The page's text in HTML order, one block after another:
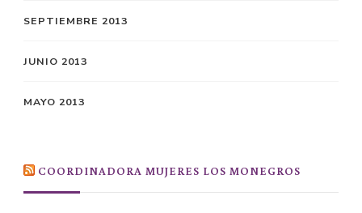
SEPTIEMBRE 2013
JUNIO 2013
MAYO 2013
COORDINADORA MUJERES LOS MONEGROS